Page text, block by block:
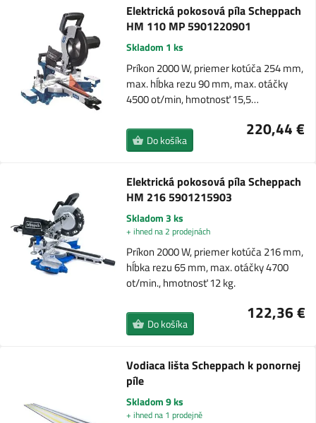
Elektrická pokosová píla Scheppach
HM 110 MP 5901220901
Skladom 1 ks
Príkon 2000 W, priemer kotúča 254 mm,
max. hĺbka rezu 90 mm, max. otáčky
4500 ot/min, hmotnosť 15,5…
220,44 €
Do košíka
Elektrická pokosová píla Scheppach
HM 216 5901215903
Skladom 3 ks
+ ihned na 2 prodejnách
Príkon 2000 W, priemer kotúča 216 mm,
hĺbka rezu 65 mm, max. otáčky 4700
ot/min., hmotnosť 12 kg.
122,36 €
Do košíka
Vodiaca lišta Scheppach k ponornej
píle
Skladom 9 ks
+ ihned na 1 prodejně